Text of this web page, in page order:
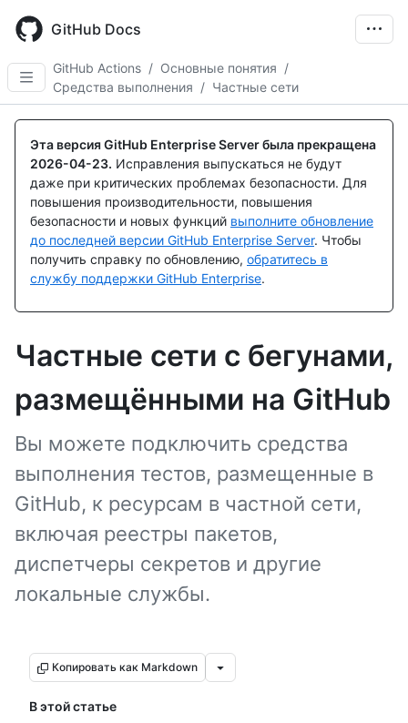
main
content
GitHub Docs
GitHub Actions / Основные понятия /
Средства выполнения / Частные сети
Эта версия GitHub Enterprise Server была прекращена
2026-04-23. Исправления выпускаться не будут
даже при критических проблемах безопасности. Для
повышения производительности, повышения
безопасности и новых функций выполните обновление
до последней версии GitHub Enterprise Server. Чтобы
получить справку по обновлению, обратитесь в
службу поддержки GitHub Enterprise.
Частные сети с бегунами,
размещёнными на GitHub
Вы можете подключить средства
выполнения тестов, размещенные в
GitHub, к ресурсам в частной сети,
включая реестры пакетов,
диспетчеры секретов и другие
локальные службы.
Копировать как Markdown
В этой статье